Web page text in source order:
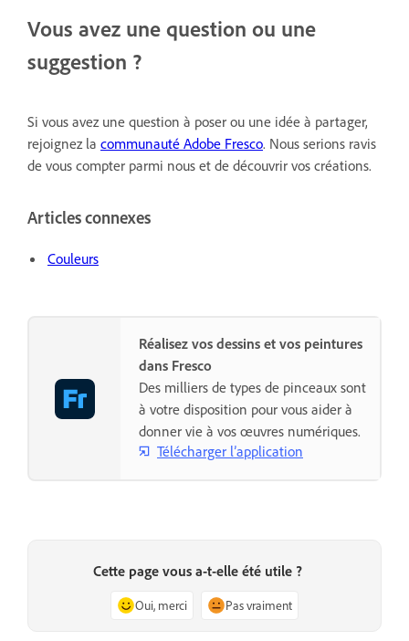
Vous avez une question ou une
suggestion ?
Si vous avez une question à poser ou une idée à partager,
rejoignez la communauté Adobe Fresco. Nous serions ravis
de vous compter parmi nous et de découvrir vos créations.
Articles connexes
Couleurs
Réalisez vos dessins et vos peintures
dans Fresco
Des milliers de types de pinceaux sont
à votre disposition pour vous aider à
donner vie à vos œuvres numériques.
Télécharger l’application
Cette page vous a-t-elle été utile ?
Oui, merci Pas vraiment